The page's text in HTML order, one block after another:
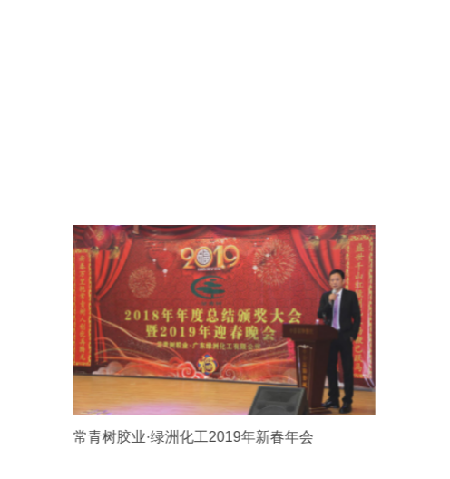
年会 广东绿洲化工2018年迎春团拜会